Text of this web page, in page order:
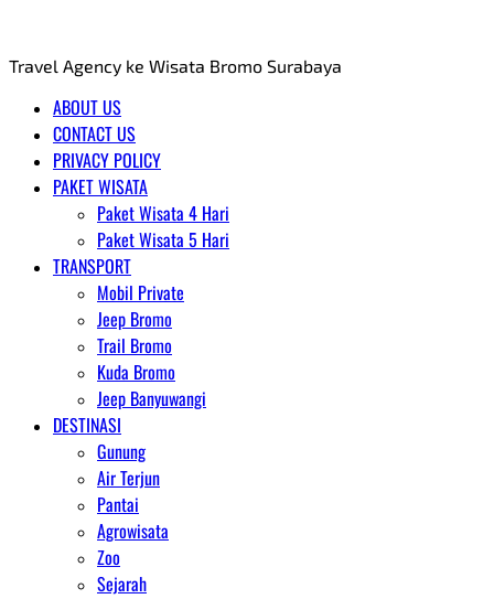
Travel Agency ke Wisata Bromo Surabaya
ABOUT US
CONTACT US
PRIVACY POLICY
PAKET WISATA
Paket Wisata 4 Hari
Paket Wisata 5 Hari
TRANSPORT
Mobil Private
Jeep Bromo
Trail Bromo
Kuda Bromo
Jeep Banyuwangi
DESTINASI
Gunung
Air Terjun
Pantai
Agrowisata
Zoo
Sejarah